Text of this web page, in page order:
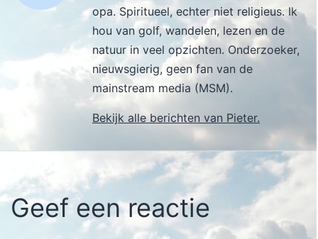
opa. Spiritueel, echter niet religieus. Ik
hou van golf, wandelen, lezen en de
natuur in veel opzichten. Onderzoeker,
nieuwsgierig, geen fan van de
mainstream media (MSM).
Bekijk alle berichten van Pieter.
Geef een reactie